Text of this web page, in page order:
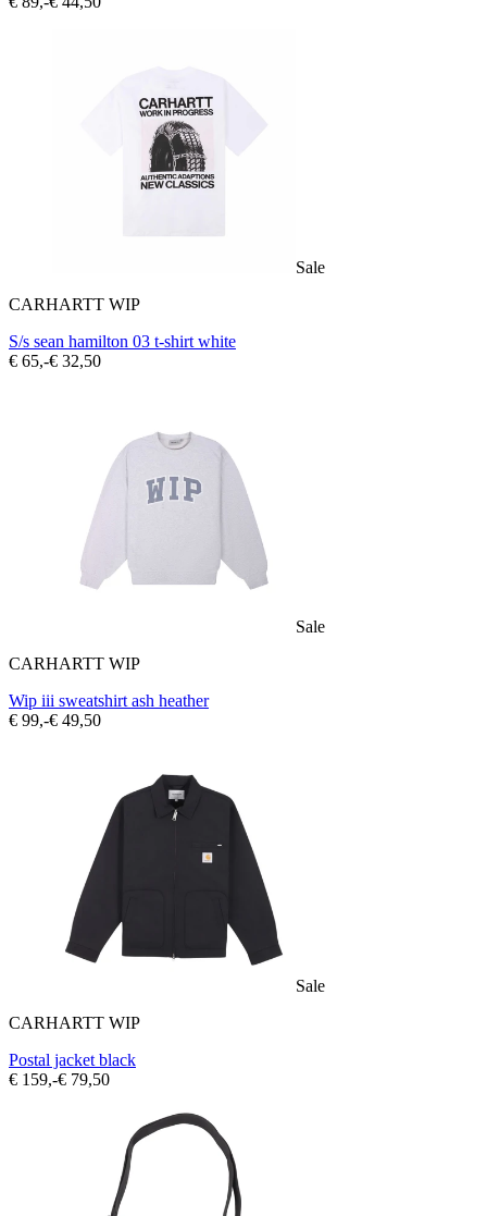
Sale
CARHARTT WIP
S/s sean hamilton 03 t-shirt white
€ 65,-€ 32,50
Sale
CARHARTT WIP
Wip iii sweatshirt ash heather
€ 99,-€ 49,50
Sale
CARHARTT WIP
Postal jacket black
€ 159,-€ 79,50